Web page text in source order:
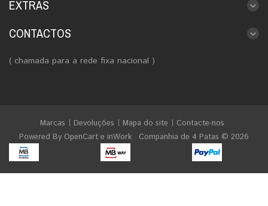
EXTRAS
CONTACTOS
( chamada para a rede fixa nacional )
Marcas Devoluções Mapa do site
Contacte-nos
Powered By OpenCart e inWork Companhia de 4 Patas © 2026